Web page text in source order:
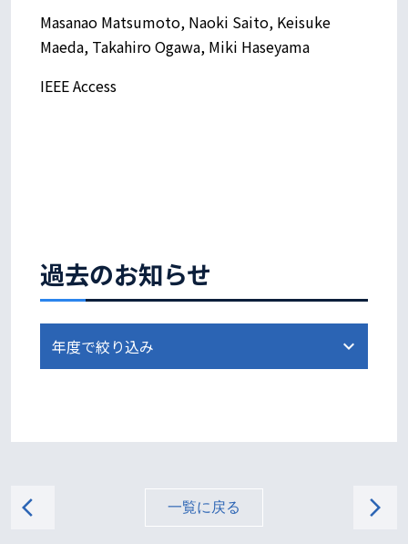
過去のお知らせ
Masanao Matsumoto, Naoki Saito, Keisuke
Maeda, Takahiro Ogawa, Miki Haseyama
IEEE Access
arrow_back_ios 一覧に戻る arrow_forward_ios